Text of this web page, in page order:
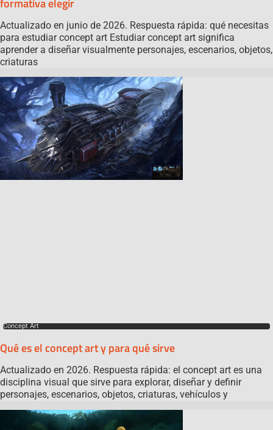
Actualizado en junio de 2026. Respuesta rápida: qué necesitas
para estudiar concept art Estudiar concept art significa
aprender a diseñar visualmente personajes, escenarios, objetos,
criaturas
Concept Art
Qué es el concept art y para qué sirve
Actualizado en 2026. Respuesta rápida: el concept art es una
disciplina visual que sirve para explorar, diseñar y definir
personajes, escenarios, objetos, criaturas, vehículos y